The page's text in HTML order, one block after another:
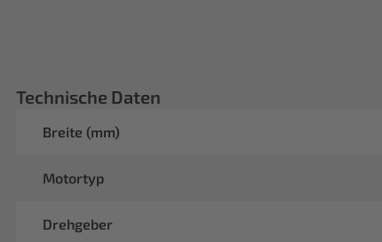
Technische Daten
Breite (mm)
Motortyp
Drehgeber